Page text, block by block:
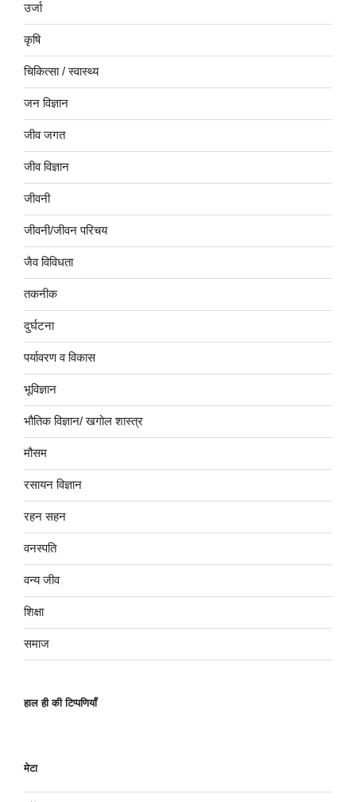
उर्जा
कृषि
चिकित्सा / स्वास्थ्य
जन विज्ञान
जीव जगत
जीव विज्ञान
जीवनी
जीवनी/जीवन परिचय
जैव विविधता
तकनीक
दुर्घटना
पर्यावरण व विकास
भूविज्ञान
भौतिक विज्ञान/ खगोल शास्त्र
मौसम
रसायन विज्ञान
रहन सहन
वनस्पति
वन्य जीव
शिक्षा
समाज
हाल ही की टिप्पणियाँ
मेटा